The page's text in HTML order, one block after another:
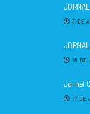
JORNAL
3 DE
18 DE
Jornal
17 DE